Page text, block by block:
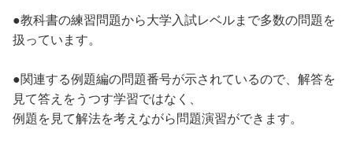
●教科書の練習問題から大学入試レベルまで多数の問題を
扱っています。
●関連する例題編の問題番号が示されているので、解答を
見て答えをうつす学習ではなく、
例題を見て解法を考えながら問題演習ができます。